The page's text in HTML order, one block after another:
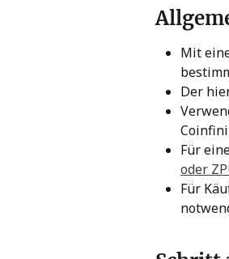
Mit
Der
Für
oder
Für